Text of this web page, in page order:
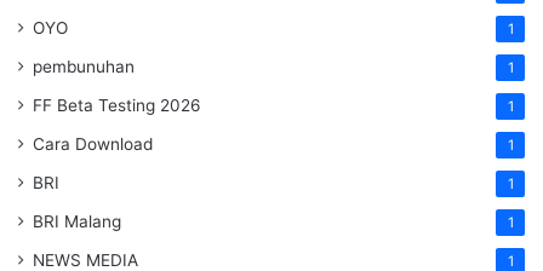
OYO 1
pembunuhan 1
FF Beta Testing 2026 1
Cara Download 1
BRI 1
BRI Malang 1
NEWS MEDIA 1